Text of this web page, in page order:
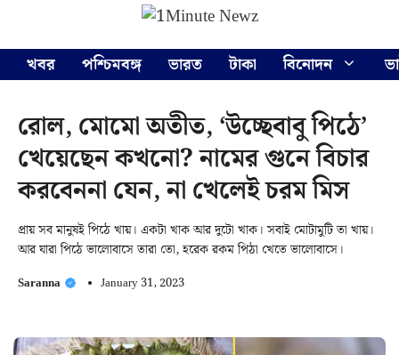
content
খবর
পশ্চিমবঙ্গ ভারত টাকা বিনোদন
রোল, মোমো অতীত, ‘উচ্ছেবাবু পিঠে’
খেয়েছেন কখনো? নামের গুনে বিচার
করবেননা যেন, না খেলেই চরম মিস
প্রায় সব মানুষই পিঠে খায়। একটা খাক আর দুটো খাক। সবাই মোটামুটি তা খায়।
আর যারা পিঠে ভালোবাসে তারা তো, হরেক রকম পিঠা খেতে ভালোবাসে।
Saranna January 31, 2023